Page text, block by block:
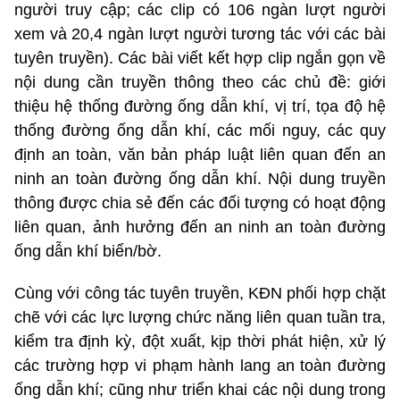
người truy cập; các clip có 106 ngàn lượt người
xem và 20,4 ngàn lượt người tương tác với các bài
tuyên truyền). Các bài viết kết hợp clip ngắn gọn về
nội dung cần truyền thông theo các chủ đề: giới
thiệu hệ thống đường ống dẫn khí, vị trí, tọa độ hệ
thống đường ống dẫn khí, các mối nguy, các quy
định an toàn, văn bản pháp luật liên quan đến an
ninh an toàn đường ống dẫn khí. Nội dung truyền
thông được chia sẻ đến các đối tượng có hoạt động
liên quan, ảnh hưởng đến an ninh an toàn đường
ống dẫn khí biển/bờ.
Cùng với công tác tuyên truyền, KĐN phối hợp chặt
chẽ với các lực lượng chức năng liên quan tuần tra,
kiểm tra định kỳ, đột xuất, kịp thời phát hiện, xử lý
các trường hợp vi phạm hành lang an toàn đường
ống dẫn khí; cũng như triển khai các nội dung trong